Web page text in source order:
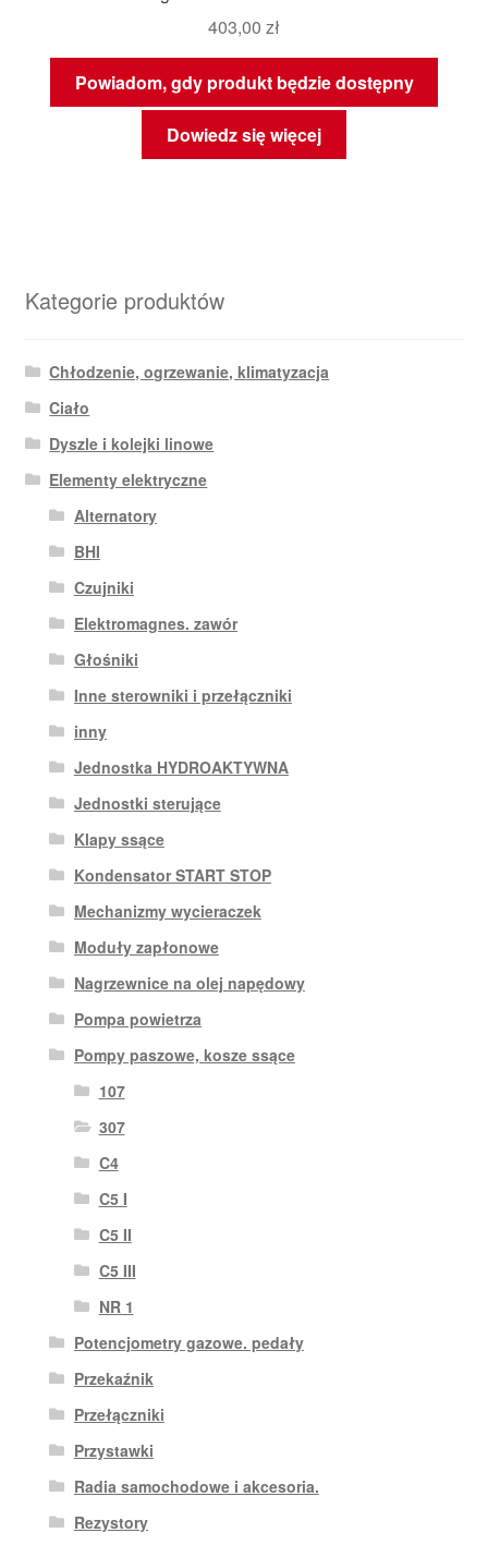
403,00 zł
Powiadom, gdy produkt będzie dostępny
Dowiedz się więcej
Kategorie produktów
Chłodzenie, ogrzewanie, klimatyzacja
Ciało
Dyszle i kolejki linowe
Elementy elektryczne
Alternatory
BHI
Czujniki
Elektromagnes. zawór
Głośniki
Inne sterowniki i przełączniki
inny
Jednostka HYDROAKTYWNA
Jednostki sterujące
Klapy ssące
Kondensator START STOP
Mechanizmy wycieraczek
Moduły zapłonowe
Nagrzewnice na olej napędowy
Pompa powietrza
Pompy paszowe, kosze ssące
107
307
C4
C5 I
C5 II
C5 III
NR 1
Potencjometry gazowe. pedały
Przekaźnik
Przełączniki
Przystawki
Radia samochodowe i akcesoria.
Rezystory